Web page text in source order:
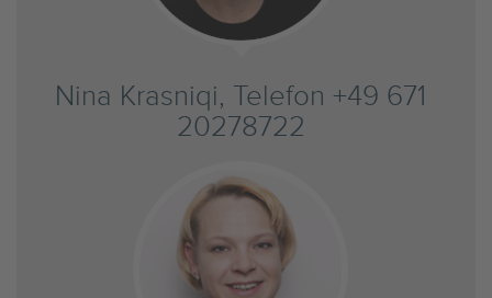
Nina Krasniqi, Telefon +49 671
20278722